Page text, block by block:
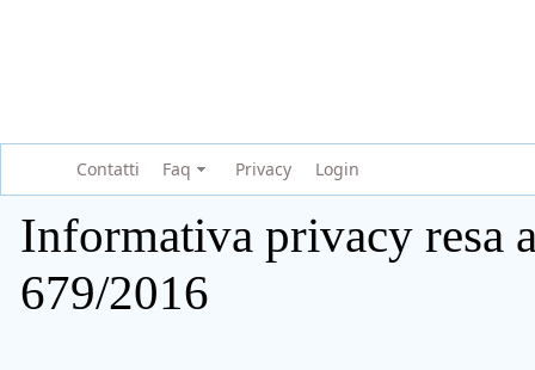
Contatti Faq Privacy Login
Informativa privacy resa
679/2016